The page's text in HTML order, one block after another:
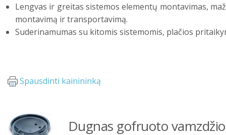
Lengvas ir greitas sistemos elementų montavimas,
montavimą ir transportavimą.
Suderinamumas su kitomis sistemomis, plačios
Spausdinti kainininką
Dugnas gofruoto vamzdžio